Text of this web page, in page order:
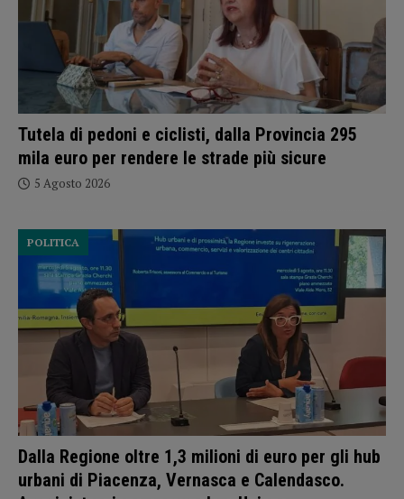
Tutela di pedoni e ciclisti, dalla Provincia 295
mila euro per rendere le strade più sicure
5 Agosto 2026
Dalla Regione oltre 1,3 milioni di euro per gli hub
urbani di Piacenza, Vernasca e Calendasco.
POLITICA